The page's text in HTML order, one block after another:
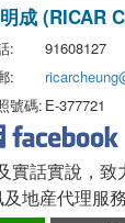
成 (RICAR
:
91608127
:
號碼: E-377721
實話實說，致
地産代理服務